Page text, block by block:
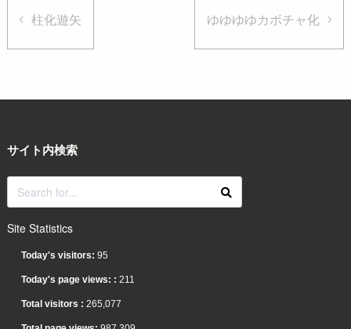
柱化遊矢 ゆゆゆゆカボチャ化
サイト内検索
Site Statistics
Today's visitors: 95
Today's page views: : 211
Total visitors : 265,077